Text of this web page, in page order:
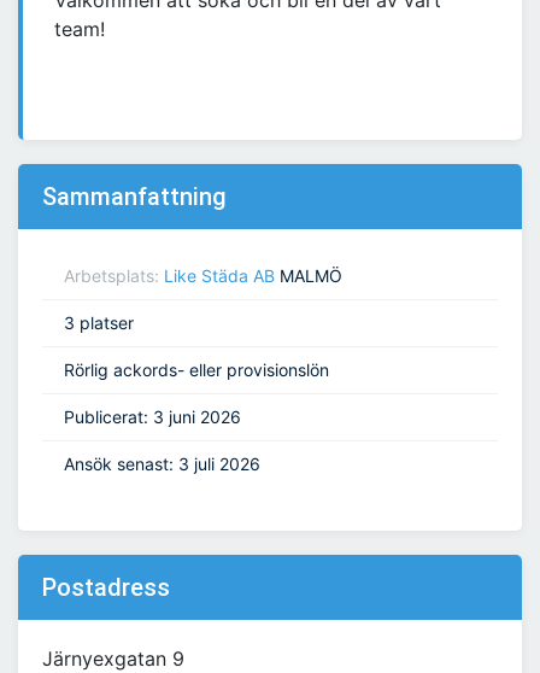
team!
Sammanfattning
Arbetsplats: Like Städa AB MALMÖ
3 platser
Rörlig ackords- eller provisionslön
Publicerat: 3 juni 2026
Ansök senast: 3 juli 2026
Postadress
Järnyexgatan 9